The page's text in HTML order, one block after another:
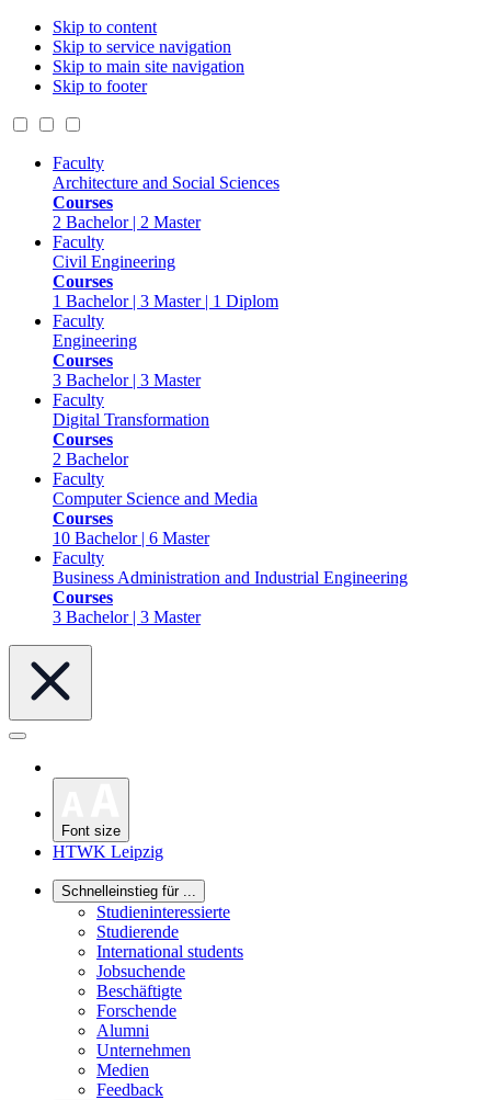
Skip to content
Skip to service navigation
Skip to main site navigation
Skip to footer
Faculty
Architecture and Social Sciences
Courses
2 Bachelor | 2 Master
Faculty
Civil Engineering
Courses
1 Bachelor | 3 Master | 1 Diplom
Faculty
Engineering
Courses
3 Bachelor | 3 Master
Faculty
Digital Transformation
Courses
2 Bachelor
Faculty
Computer Science and Media
Courses
10 Bachelor | 6 Master
Faculty
Business Administration and Industrial Engineering
Courses
3 Bachelor | 3 Master
Font size
HTWK Leipzig
Schnelleinstieg für ...
Studieninteressierte
Studierende
International students
Jobsuchende
Beschäftigte
Forschende
Alumni
Unternehmen
Medien
Feedback